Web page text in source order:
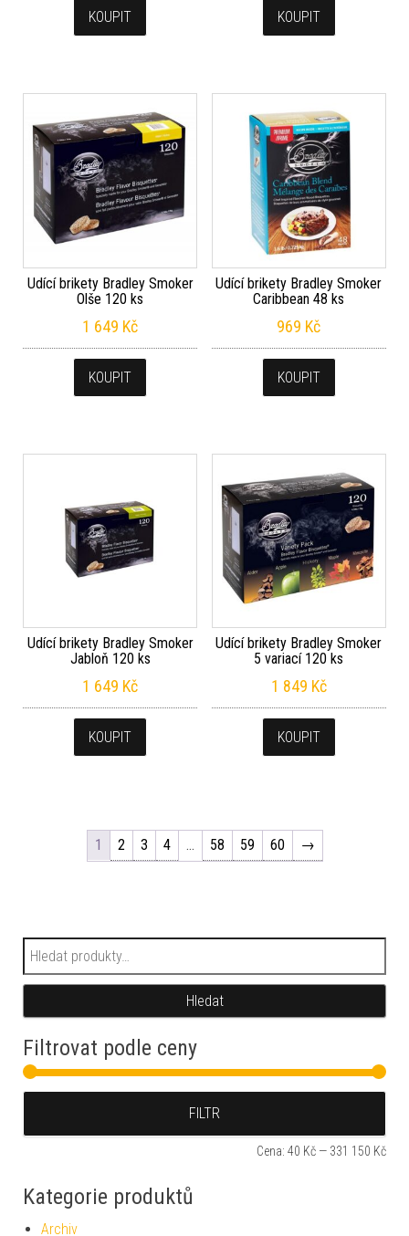
KOUPIT KOUPIT
Udící brikety Bradley Smoker
Olše 120 ks
1 649 Kč
KOUPIT
Udící brikety Bradley Smoker
Caribbean 48 ks
969 Kč
KOUPIT
Udící brikety Bradley Smoker
Jabloň 120 ks
1 649 Kč
KOUPIT
Udící brikety Bradley Smoker
5 variací 120 ks
1 849 Kč
KOUPIT
1 2 3 4 … 58 59 60 →
Hledat:
Hledat
Filtrovat podle ceny
FILTR
Cena: 40 Kč — 331 150 Kč
Kategorie produktů
Archiv